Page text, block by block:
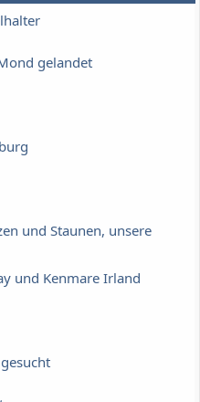
gelandet
und Staunen, unsere
und Kenmare Irland